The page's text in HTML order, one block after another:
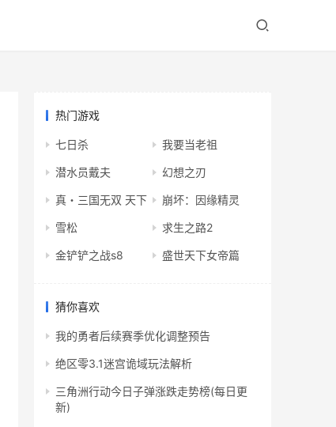
热门游戏
七日杀 我要当老祖
潜水员戴夫 幻想之刃
真・三国无双 天下 崩坏：因缘精灵
雪松 求生之路2
金铲铲之战s8 盛世天下女帝篇
猜你喜欢
我的勇者后续赛季优化调整预告
绝区零3.1迷宫诡域玩法解析
三角洲行动今日子弹涨跌走势榜(每日更
新)